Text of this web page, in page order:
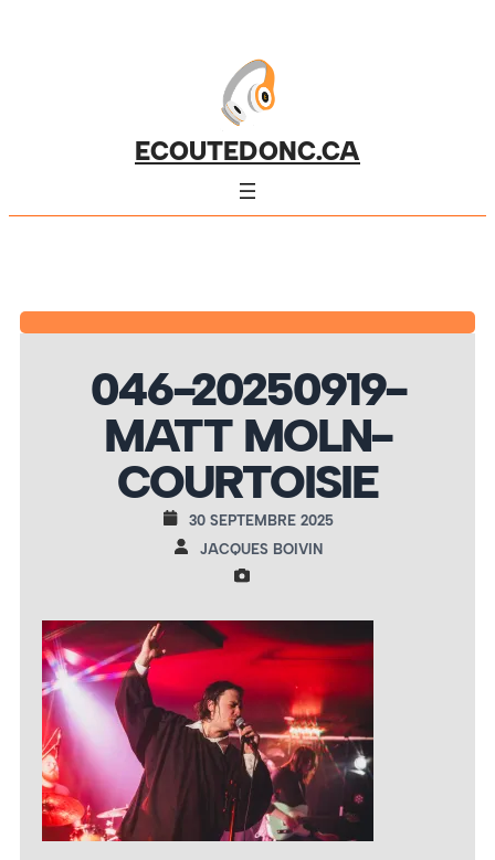
ECOUTEDONC.CA
046-20250919-
MATT MOLN-
COURTOISIE
30 SEPTEMBRE 2025
JACQUES BOIVIN